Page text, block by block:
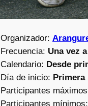
Organizador:
Frecuencia: Una vez
Calendario: Desde
Día de inicio: Primera
Participantes
Participantes mínimos: